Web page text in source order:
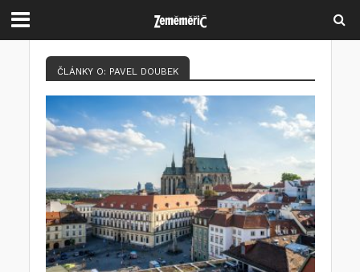
ČLÁNKY O: PAVEL DOUBEK